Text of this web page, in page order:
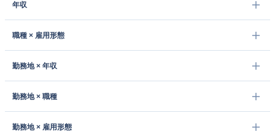
年収
職種 × 雇用形態
勤務地 × 年収
勤務地 × 職種
勤務地 × 雇用形態